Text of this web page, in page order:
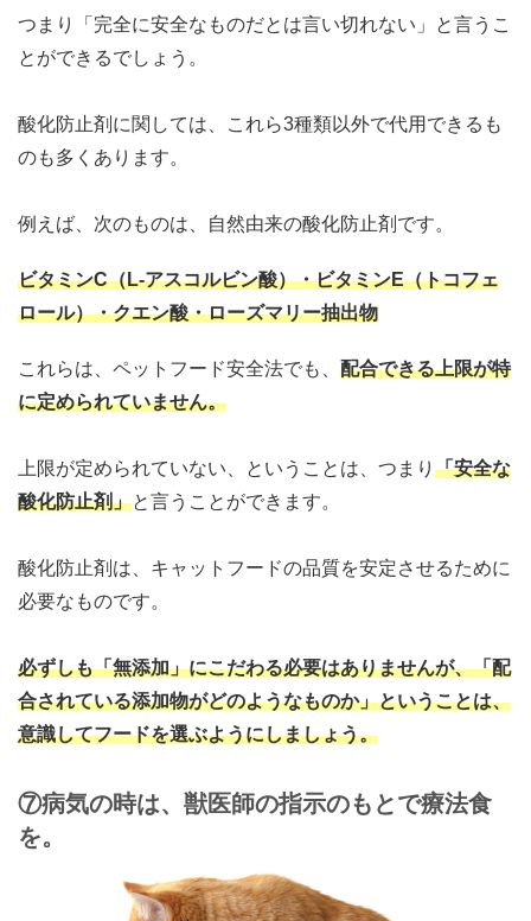
つまり「完全に安全なものだとは言い切れない」と言うこ
とができるでしょう。
酸化防止剤に関しては、これら3種類以外で代用できるも
のも多くあります。
例えば、次のものは、自然由来の酸化防止剤です。
ビタミンC（L-アスコルビン酸）・ビタミンE（トコフェ
ロール）・クエン酸・ローズマリー抽出物
これらは、ペットフード安全法でも、 配合できる上限が特
に定められていません。
上限が定められていない、ということは、つまり 「安全な
酸化防止剤」と言うことができます。
酸化防止剤は、キャットフードの品質を安定させるために
必要なものです。
必ずしも「無添加」にこだわる必要はありませんが、「配
合されている添加物がどのようなものか」ということは、
意識してフードを選ぶようにしましょう。
⑦病気の時は、獣医師の指示のもとで療法食
を。